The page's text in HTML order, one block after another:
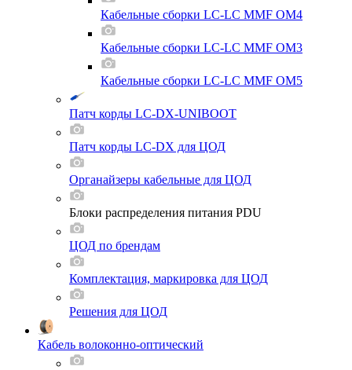
Кабельные сборки LC-LC MMF OM4
Кабельные сборки LC-LC MMF OM3
Кабельные сборки LC-LC MMF OM5
Патч корды LC-DX-UNIBOOT
Патч корды LC-DX для ЦОД
Органайзеры кабельные для ЦОД
Блоки распределения питания PDU
ЦОД по брендам
Комплектация, маркировка для ЦОД
Решения для ЦОД
Кабель волоконно-оптический